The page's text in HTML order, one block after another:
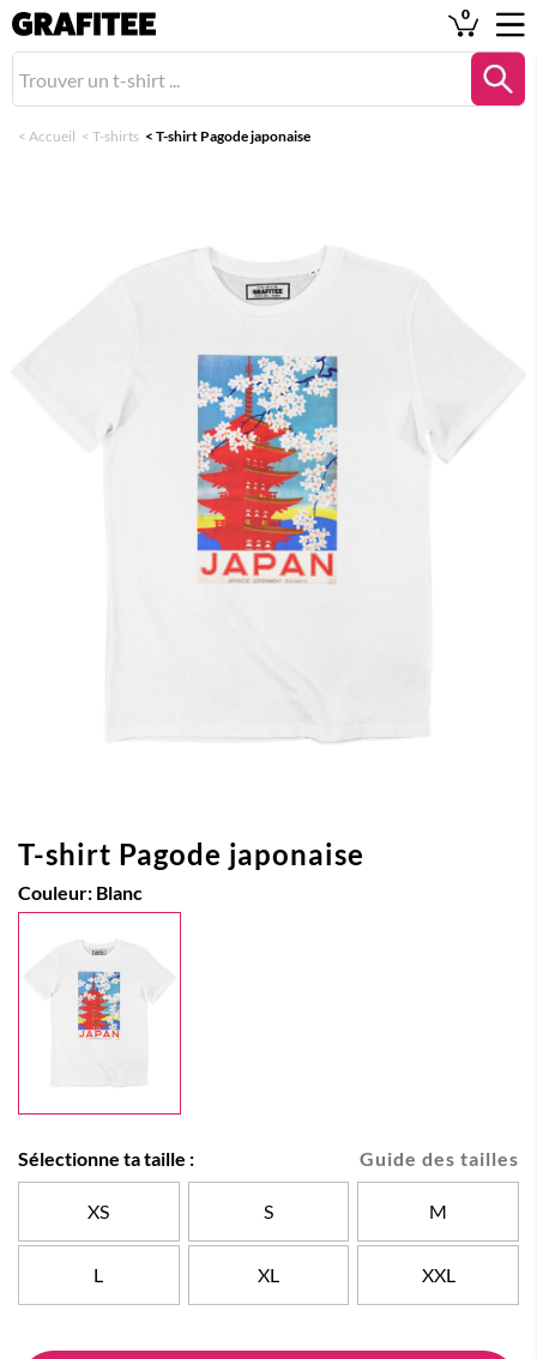
0
< Accueil < T-shirts < T-shirt Pagode japonaise
T-shirt Pagode japonaise
Couleur: Blanc
Guide des tailles
Sélectionne ta taille :
XS S M
L XL XXL